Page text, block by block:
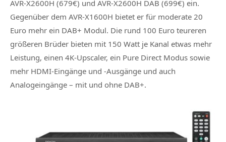
AVR-X2600H (679€) und AVR-X2600H DAB (699€) ein.
Gegenüber dem AVR-X1600H bietet er für moderate 20
Euro mehr ein DAB+ Modul. Die rund 100 Euro teureren
größeren Brüder bieten mit 150 Watt je Kanal etwas mehr
Leistung, einen 4K-Upscaler, ein Pure Direct Modus sowie
mehr HDMI-Eingänge und -Ausgänge und auch
Analogeingänge – mit und ohne DAB+.